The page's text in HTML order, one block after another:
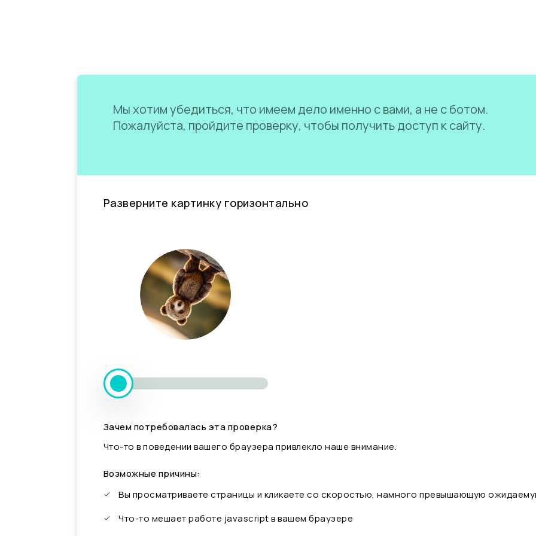
Мы хотим убедиться, что имеем дело именно с вами, а не с ботом.
Пожалуйста, пройдите проверку, чтобы получить доступ к сайту.
Разверните картинку горизонтально
Зачем потребовалась эта проверка?
Что-то в поведении вашего браузера привлекло наше внимание.
Возможные причины:
Вы просматриваете страницы и кликаете со скоростью, намного превышающую
Что-то мешает работе javascript в вашем браузере